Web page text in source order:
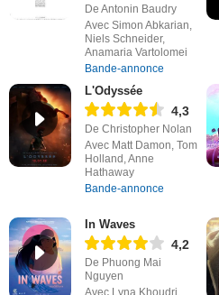
De Antonin Baudry
Avec Simon Abkarian,
Niels Schneider,
Anamaria Vartolomei
Bande-annonce
L'Odyssée
4,3
De Christopher Nolan
Avec Matt Damon, Tom
Holland, Anne
Hathaway
Bande-annonce
In Waves
4,2
De Phuong Mai
Nguyen
Avec Lyna Khoudri,